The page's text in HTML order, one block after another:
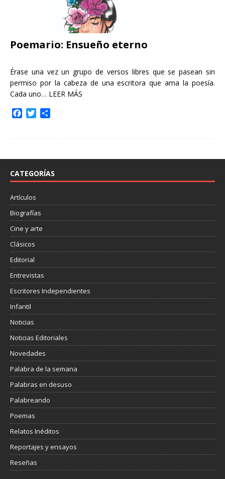
Poemario: Ensueño eterno
Érase una vez un grupo de versos libres que se pasean sin
permiso por la cabeza de una escritora que ama la poesía.
Cada uno… LEER MÁS
o
k
T
r
t
i
CATEGORÍAS
Artículos
Biografías
Cine y arte
Clásicos
Editorial
Entrevistas
Escritores Independientes
Infantil
Noticias
Noticias Editoriales
Novedades
Palabra de la semana
Palabras en desuso
Palabreando
Poemas
Relatos Inéditos
Reportajes y ensayos
Reseñas